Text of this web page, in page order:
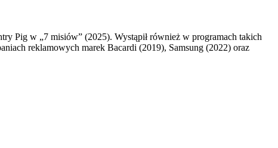
Pig w „7 misiów” (2025). Wystąpił również w programach takich
reklamowych marek Bacardi (2019), Samsung (2022) oraz